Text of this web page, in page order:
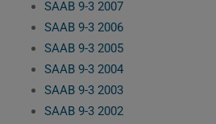
SAAB 9-3 2007
SAAB 9-3 2006
SAAB 9-3 2005
SAAB 9-3 2004
SAAB 9-3 2003
SAAB 9-3 2002